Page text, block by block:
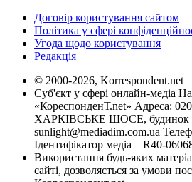
Договір користування сайтом
Політика у сфері
Угода щодо користування
Редакція
© 2000-2026, Korrespondent.net
Суб'єкт у сфері онлайн-медіа
«КореспонденТ.net» Адреса:
ХАРКІВСЬКЕ ШОСЕ, будинок
sunlight@mediadim.com.ua
Ідентифікатор медіа – R40-
Використання будь-яких
сайті, дозволяється за умови